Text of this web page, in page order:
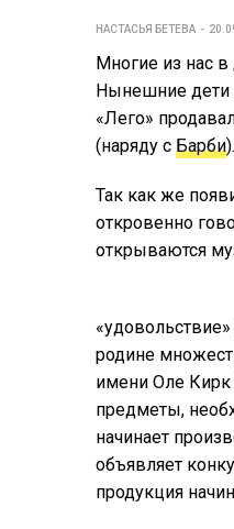
НАСТАСЬЯ БЕТЕВА
Многие из нас в
Нынешние дети
«Лего»
(наряду с Барби).
Так как же
откровенно
открываются
родине
имени Оле Кирк
предметы,
начинает
объявляет
продукция